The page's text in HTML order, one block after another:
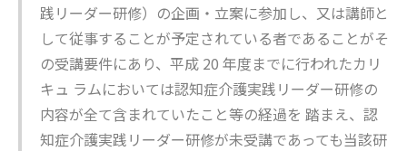
践リーダー研修）の企画・立案に参加し、又は講師と
して従事することが予定されている者であることがそ
の受講要件にあり、平成 20 年度までに行われたカリ
キュ ラムにおいては認知症介護実践リーダー研修の
内容が全て含まれていたこと等の経過を 踏まえ、認
知症介護実践リーダー研修が未受講であっても当該研